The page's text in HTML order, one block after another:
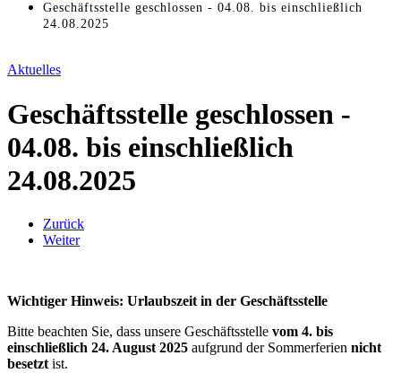
Geschäftsstelle geschlossen - 04.08. bis einschließlich
24.08.2025
Aktuelles
Geschäftsstelle geschlossen -
04.08. bis einschließlich
24.08.2025
Zurück
Weiter
Wichtiger Hinweis: Urlaubszeit in der Geschäftsstelle
Bitte beachten Sie, dass unsere Geschäftsstelle vom 4. bis
einschließlich 24. August 2025 aufgrund der Sommerferien nicht
besetzt ist.